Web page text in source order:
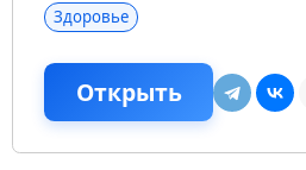
Здоровье
Открыть